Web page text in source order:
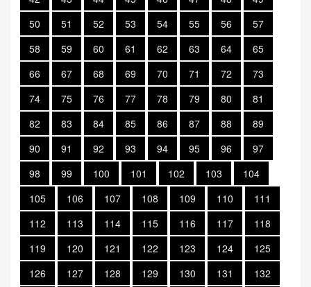
50
51 52 53 54 55 56
57
58
59 60 61 62 63 64
65
66
67 68 69 70 71 72
73
74
75 76 77 78 79 80
81
82
83 84 85 86 87 88
89
90
91 92 93 94 95 96
97
98
99 100 101 102 103
104
105
106 107 108 109 110
111
112
113 114 115 116 117
118
119
120 121 122 123 124
125
126
127 128 129 130 131
132